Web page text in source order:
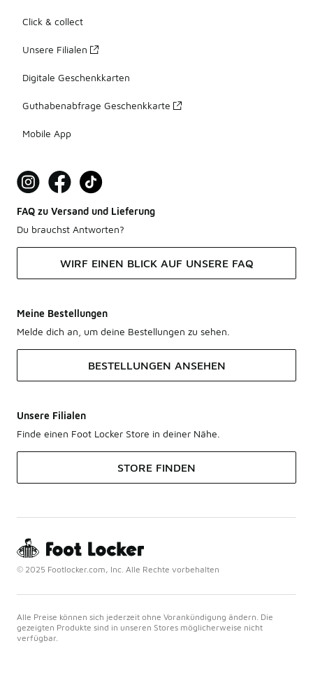
Click & collect
Unsere Filialen
Digitale Geschenkkarten
Guthabenabfrage Geschenkkarte
Mobile App
FAQ zu Versand und Lieferung
Du brauchst Antworten?
WIRF EINEN BLICK AUF UNSERE FAQ
Meine Bestellungen
Melde dich an, um deine Bestellungen zu sehen.
BESTELLUNGEN ANSEHEN
Unsere Filialen
Finde einen Foot Locker Store in deiner Nähe.
STORE FINDEN
© 2025 Footlocker.com, Inc. Alle Rechte vorbehalten
Alle Preise können sich jederzeit ohne Vorankündigung ändern. Die
gezeigten Produkte sind in unseren Stores möglicherweise nicht
verfügbar.